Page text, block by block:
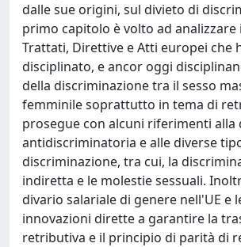
dalle sue origini, sul divieto di
primo capitolo è volto ad analizzare
Trattati, Direttive e Atti europei che
disciplinato, e ancor oggi
della discriminazione tra il sesso
femminile soprattutto in tema di
prosegue con alcuni riferimenti alla
antidiscriminatoria e alle diverse
discriminazione, tra cui, la
indiretta e le molestie sessuali.
divario salariale di genere nell'UE e
innovazioni dirette a garantire la
retributiva e il principio di parità di